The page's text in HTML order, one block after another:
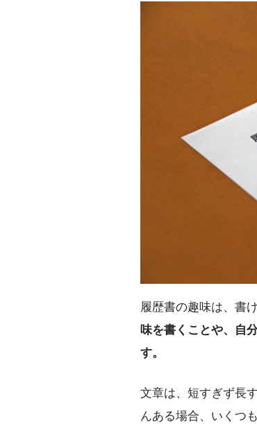
履歴書の趣味は、書
味を書くことや、自
す。
文章は、短すぎず長
んある場合、いくつ